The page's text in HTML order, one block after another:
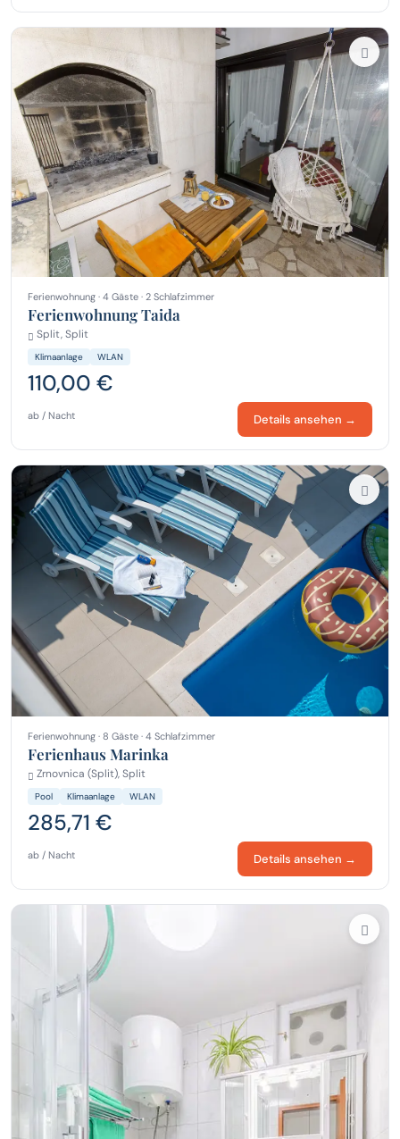
Ferienwohnung · 4 Gäste · 2 Schlafzimmer
Ferienwohnung Taida
Split, Split
Klimaanlage WLAN
110,00 €
ab / Nacht Details ansehen →
Ferienwohnung · 8 Gäste · 4 Schlafzimmer
Ferienhaus Marinka
Zrnovnica (Split), Split
Pool Klimaanlage WLAN
285,71 €
ab / Nacht Details ansehen →